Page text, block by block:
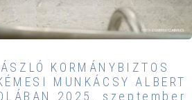
KORMÁNYBIZTOS
MUNKÁCSY ALBERT
2025. szeptember